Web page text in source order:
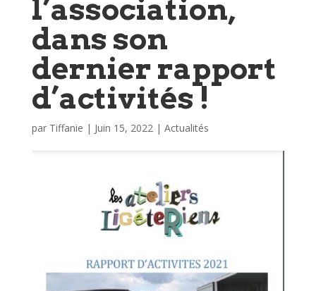
l’association,
dans son
dernier rapport
d’activités !
par Tiffanie | Juin 15, 2022| Actualités